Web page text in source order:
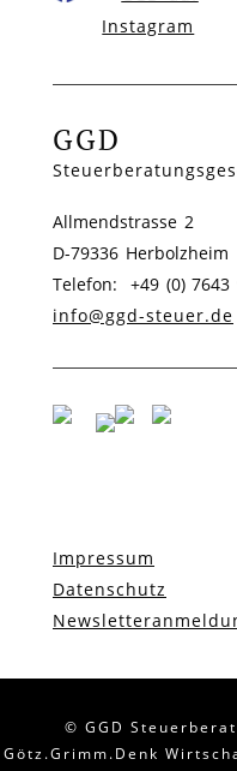
GGD
Allmendstrasse 2
D-79336 Herbolzheim
Telefon: +49 (0) 7643
info@ggd-steuer.de
Impressum
Datenschutz
© GGD
Götz.Grimm.Denk